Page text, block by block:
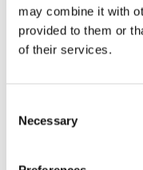
may combine it with
provided to them or
of their services.
Selection
Necessary
Se alle
Se alle